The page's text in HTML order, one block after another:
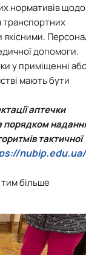
нормативів щодо
транспортних
якісними.
допомоги.
у приміщенні
мають бути
аптечки
порядком
тактичної
nubip.edu.ua/
більше